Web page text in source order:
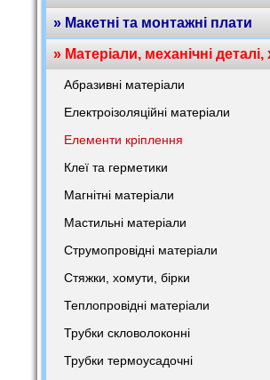
» Макетні та монтажні плати
» Матеріали, механічні деталі,
Абразивні матеріали
Електроізоляційні матеріали
Елементи кріплення
Клеї та герметики
Магнітні матеріали
Мастильні матеріали
Струмопровідні матеріали
Стяжки, хомути, бірки
Теплопровідні матеріали
Трубки скловолоконні
Трубки термоусадочні